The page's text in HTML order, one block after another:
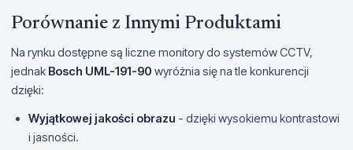
Porównanie z Innymi Produktami
Na rynku dostępne są liczne monitory do systemów CCTV,
jednak Bosch UML-191-90 wyróżnia się na tle konkurencji
dzięki:
Wyjątkowej jakości obrazu - dzięki wysokiemu kontrastowi
i jasności.